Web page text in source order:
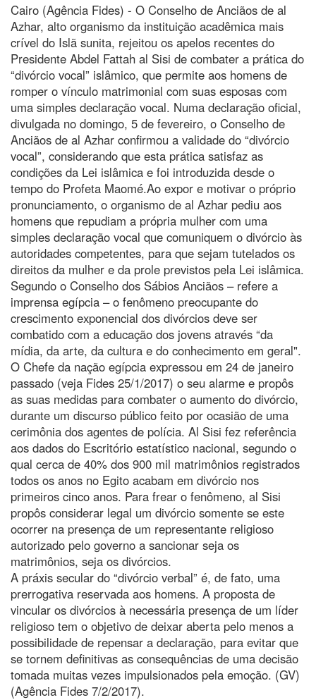
Cairo (Agência Fides) - O Conselho de Anciãos de al
Azhar, alto organismo da instituição acadêmica mais
crível do Islã sunita, rejeitou os apelos recentes do
Presidente Abdel Fattah al Sisi de combater a prática do
“divórcio vocal” islâmico, que permite aos homens de
romper o vínculo matrimonial com suas esposas com
uma simples declaração vocal. Numa declaração oficial,
divulgada no domingo, 5 de fevereiro, o Conselho de
Anciãos de al Azhar confirmou a validade do “divórcio
vocal”, considerando que esta prática satisfaz as
condições da Lei islâmica e foi introduzida desde o
tempo do Profeta Maomé.Ao expor e motivar o próprio
pronunciamento, o organismo de al Azhar pediu aos
homens que repudiam a própria mulher com uma
simples declaração vocal que comuniquem o divórcio às
autoridades competentes, para que sejam tutelados os
direitos da mulher e da prole previstos pela Lei islâmica.
Segundo o Conselho dos Sábios Anciãos – refere a
imprensa egípcia – o fenômeno preocupante do
crescimento exponencial dos divórcios deve ser
combatido com a educação dos jovens através “da
mídia, da arte, da cultura e do conhecimento em geral".
O Chefe da nação egípcia expressou em 24 de janeiro
passado (veja Fides 25/1/2017) o seu alarme e propôs
as suas medidas para combater o aumento do divórcio,
durante um discurso público feito por ocasião de uma
cerimônia dos agentes de polícia. Al Sisi fez referência
aos dados do Escritório estatístico nacional, segundo o
qual cerca de 40% dos 900 mil matrimônios registrados
todos os anos no Egito acabam em divórcio nos
primeiros cinco anos. Para frear o fenômeno, al Sisi
propôs considerar legal um divórcio somente se este
ocorrer na presença de um representante religioso
autorizado pelo governo a sancionar seja os
matrimônios, seja os divórcios.
A práxis secular do “divórcio verbal” é, de fato, uma
prerrogativa reservada aos homens. A proposta de
vincular os divórcios à necessária presença de um líder
religioso tem o objetivo de deixar aberta pelo menos a
possibilidade de repensar a declaração, para evitar que
se tornem definitivas as consequências de uma decisão
tomada muitas vezes impulsionados pela emoção. (GV)
(Agência Fides 7/2/2017).